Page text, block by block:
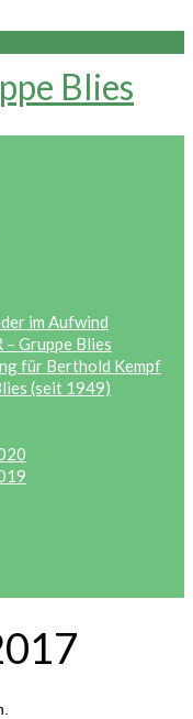
im Aufwind
– Gruppe Blies
für Berthold Kempf
(seit 1949)